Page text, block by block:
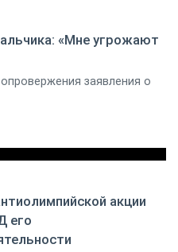
«Мне угрожают
заявления о
акции
его